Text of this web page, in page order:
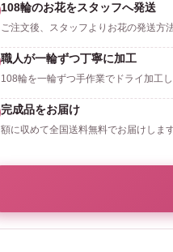
108輪のお花をスタッフへ発送
ご注文後、スタッフよりお花の発送方
職人が一輪ずつ丁寧に加工
108輪を一輪ずつ手作業でドライ加工
完成品をお届け
額に収めて全国送料無料でお届けしま